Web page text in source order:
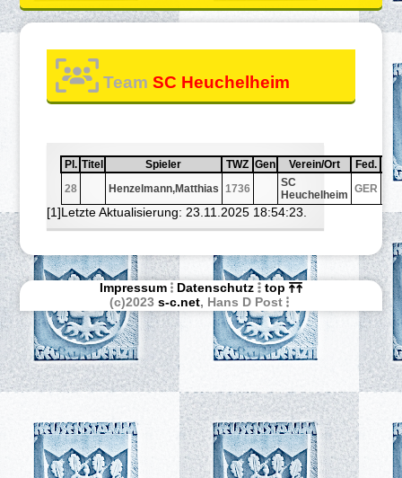
Team SC Heuchelheim
Pl.
Sortiere aufsteigend nach
Pl. Titel
Sortiere aufsteigend nach
Titel Sortiere aufsteigend nach
Spieler TWZ
Sortiere aufsteigend nach
TWZ Gen
Sortiere aufsteigend nach
Gen Verein/Ort
Sortiere aufsteigend
Verein/Ort Fed.
Sortiere
Fed.
28
Henzelmann,Matthias 1736
SC
Heuchelheim GER
[1]Letzte Aktualisierung: 23.11.2025 18:54:23.
Impressum Datenschutz
top
(c)2023 s-c.net, Hans D Post